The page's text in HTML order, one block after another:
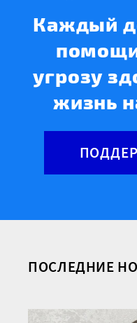
Каждый
угрозу
жизнь
ПОСЛЕДНИЕ